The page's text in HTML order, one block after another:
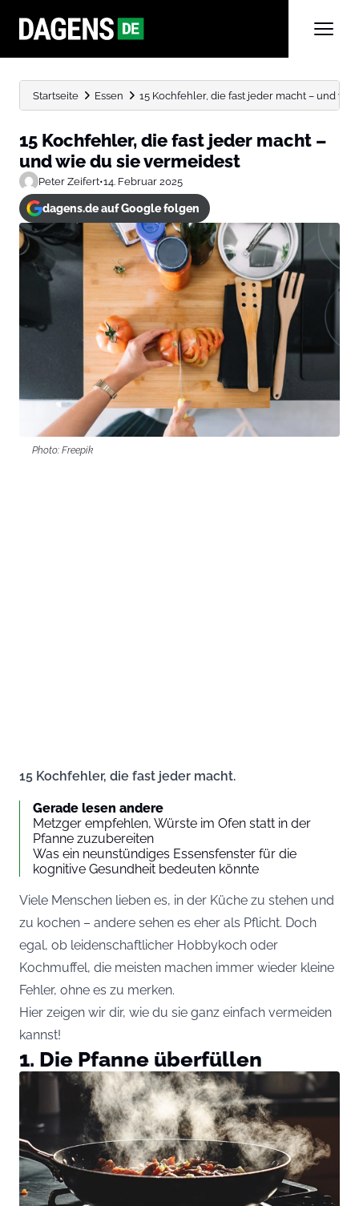
Startseite Essen 15 Kochfehler, die fast jeder macht – und wie
15 Kochfehler, die fast jeder macht –
und wie du sie vermeidest
Peter Zeifert•14. Februar 2025
dagens.de auf Google folgen
Photo: Freepik
15 Kochfehler, die fast jeder macht.
Gerade lesen andere
Metzger empfehlen, Würste im Ofen statt in der
Pfanne zuzubereiten
Was ein neunstündiges Essensfenster für die
kognitive Gesundheit bedeuten könnte
Viele Menschen lieben es, in der Küche zu stehen und
zu kochen – andere sehen es eher als Pflicht. Doch
egal, ob leidenschaftlicher Hobbykoch oder
Kochmuffel, die meisten machen immer wieder kleine
Fehler, ohne es zu merken.
Hier zeigen wir dir, wie du sie ganz einfach vermeiden
kannst!
1. Die Pfanne überfüllen